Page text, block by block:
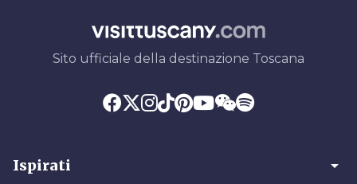
Sito ufficiale della destinazione Toscana
Ispirati arrow_drop_down